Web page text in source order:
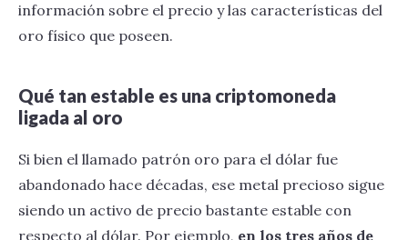
información sobre el precio y las características del
oro físico que poseen.
Qué tan estable es una criptomoneda
ligada al oro
Si bien el llamado patrón oro para el dólar fue
abandonado hace décadas, ese metal precioso sigue
siendo un activo de precio bastante estable con
respecto al dólar. Por ejemplo, en los tres años de